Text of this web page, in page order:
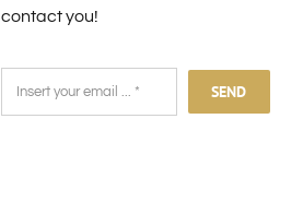
contact you!
SEND